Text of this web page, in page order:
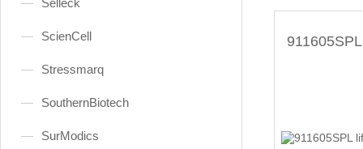
Selleck
ScienCell
Stressmarq
SouthernBiotech
SurModics